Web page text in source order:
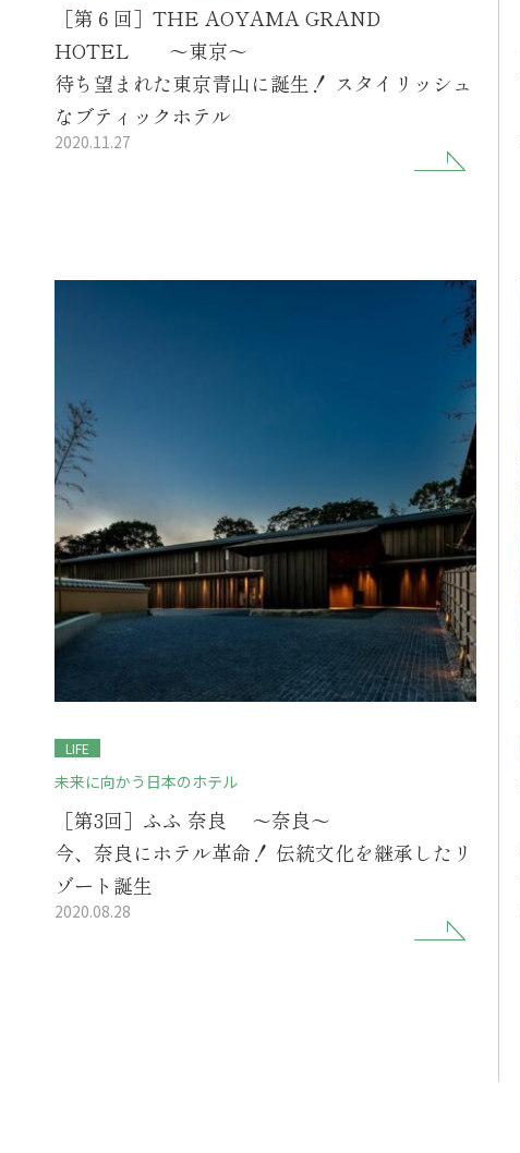
［第６回］THE AOYAMA GRAND
HOTEL ～東京～
待ち望まれた東京青山に誕生！ スタイリッシュ
なブティックホテル
2020.11.27
LIFE
未来に向かう日本のホテル
［第3回］ふふ 奈良 ～奈良～
今、奈良にホテル革命！ 伝統文化を継承したリ
ゾート誕生
2020.08.28